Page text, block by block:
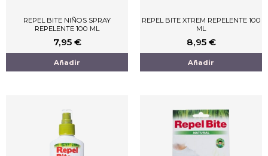
REPEL BITE NIÑOS SPRAY
REPELENTE 100 ML
7,95 €
Añadir
REPEL BITE XTREM REPELENTE 100
ML
8,95 €
Añadir